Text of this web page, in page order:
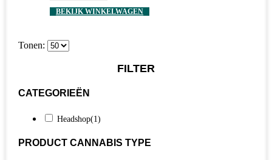
BEKIJK WINKELWAGEN
Tonen:
FILTER
CATEGORIEËN
Headshop(1)
PRODUCT CANNABIS TYPE